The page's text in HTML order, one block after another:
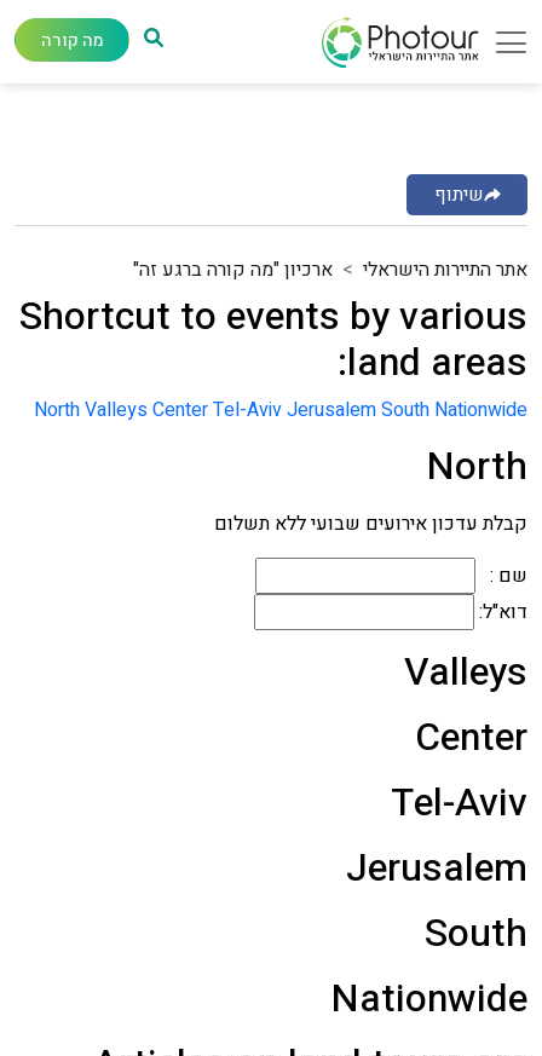
מה קורה
שיתוף
אתר התיירות הישראלי ארכיון "מה קורה ברגע זה"
Shortcut to events by various
land areas:
NorthValleysCenterTel-AvivJerusalemSouth Nationwide
North
קבלת עדכון אירועים שבועי ללא תשלום
שם :
דוא"ל:
Valleys
Center
Tel-Aviv
Jerusalem
South
Nationwide